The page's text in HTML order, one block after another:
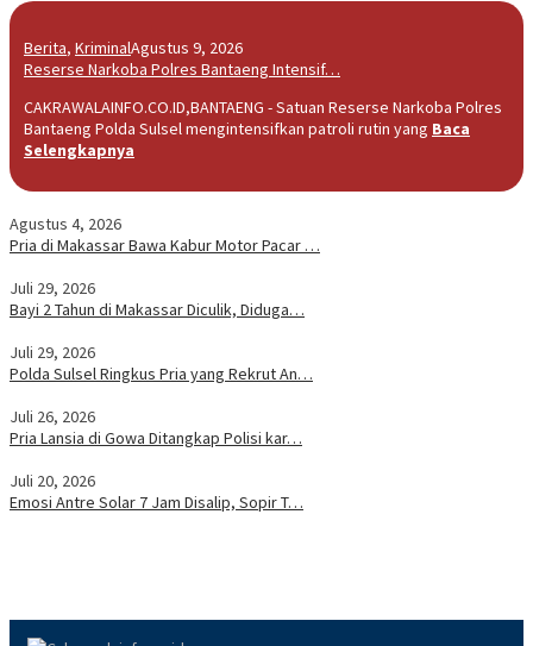
Berita, KriminalAgustus 9, 2026
Reserse Narkoba Polres Bantaeng Intensif…
CAKRAWALAINFO.CO.ID,BANTAENG - Satuan Reserse Narkoba Polres
Bantaeng Polda Sulsel mengintensifkan patroli rutin yang Baca
Selengkapnya
Agustus 4, 2026
Pria di Makassar Bawa Kabur Motor Pacar …
Juli 29, 2026
Bayi 2 Tahun di Makassar Diculik, Diduga…
Juli 29, 2026
Polda Sulsel Ringkus Pria yang Rekrut An…
Juli 26, 2026
Pria Lansia di Gowa Ditangkap Polisi kar…
Juli 20, 2026
Emosi Antre Solar 7 Jam Disalip, Sopir T…